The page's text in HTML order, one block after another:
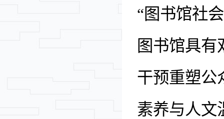
“图书馆社
图书馆具有
干预重塑公
素养与人文